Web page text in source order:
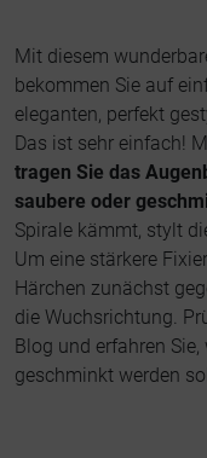
Mit diesem
bekommen Sie auf
eleganten, perfekt
Das ist sehr einfach!
tragen Sie das
saubere oder
Spirale kämmt, stylt
Um eine stärkere
Härchen zunächst
die Wuchsrichtung.
Blog und erfahren Sie,
geschminkt werden